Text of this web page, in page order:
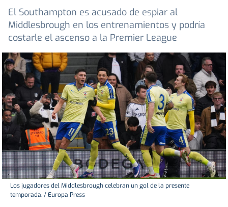
El Southampton es acusado de espiar al
Middlesbrough en los entrenamientos y podría
costarle el ascenso a la Premier League
Los jugadores del Middlesbrough celebran un gol de la presente
temporada. / Europa Press